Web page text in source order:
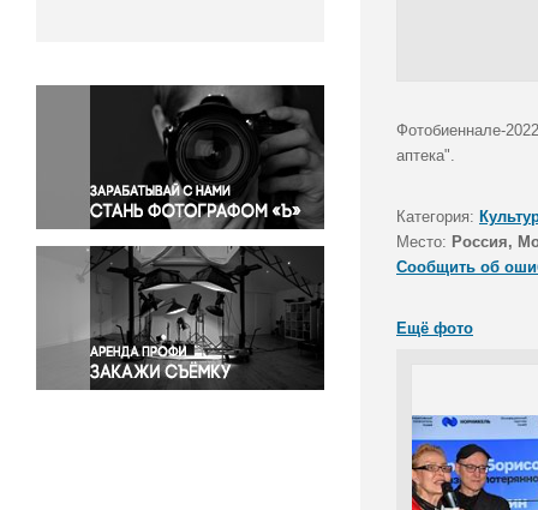
Окружающая среда
Политика
Правосудие
Происшествия и конфликты
Религия
Светская жизнь
Спорт
Экология
Экономика и бизнес
Фотобиеннале-
аптека".
Категория:
Место: Россия,
Сообщить об
Ещё фото